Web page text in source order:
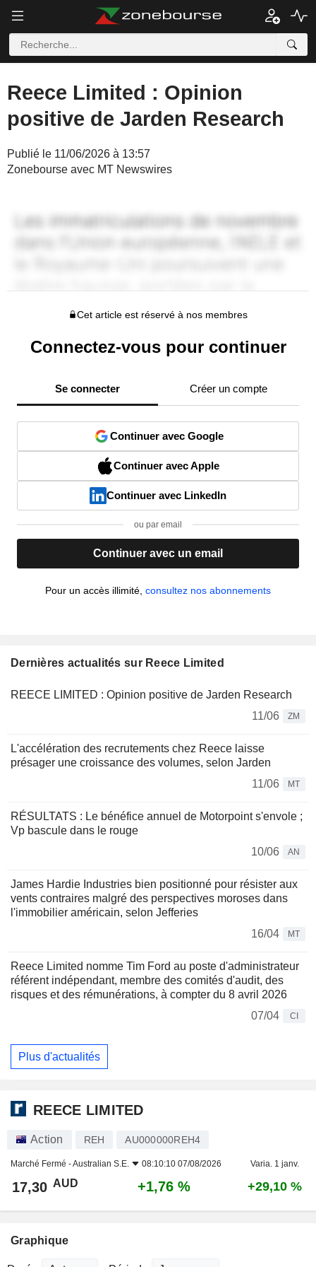
Reece Limited : Opinion
positive de Jarden Research
Publié le 11/06/2026 à 13:57
Zonebourse avec MT Newswires
Cet article est réservé à nos membres
Connectez-vous pour continuer
Se connecter Créer un compte
Continuer avec Google
Continuer avec Apple
Continuer avec LinkedIn
ou par email
Continuer avec un email
Pour un accès illimité, consultez nos abonnements
Dernières actualités sur Reece Limited
REECE LIMITED : Opinion positive de Jarden Research
11/06
ZM
L'accélération des recrutements chez Reece laisse
présager une croissance des volumes, selon Jarden
11/06
MT
RÉSULTATS : Le bénéfice annuel de Motorpoint s'envole ;
Vp bascule dans le rouge
10/06
AN
James Hardie Industries bien positionné pour résister aux
vents contraires malgré des perspectives moroses dans
l'immobilier américain, selon Jefferies
16/04
MT
Reece Limited nomme Tim Ford au poste d'administrateur
référent indépendant, membre des comités d'audit, des
risques et des rémunérations, à compter du 8 avril 2026
07/04
CI
Plus d'actualités
REECE LIMITED
Action REH AU000000REH4
Marché Fermé -Australian S.E. 08:10:10 07/08/2026 Varia. 1 janv.
17,30 AUD +1,76 % +29,10 %
Graphique